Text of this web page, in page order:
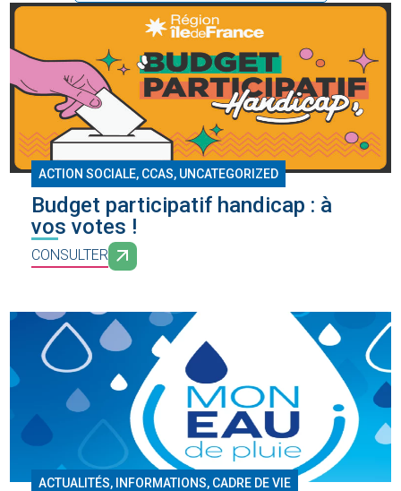
ACTION SOCIALE, CCAS, UNCATEGORIZED
Budget participatif handicap : à
vos votes !
CONSULTER
ACTUALITÉS, INFORMATIONS, CADRE DE VIE